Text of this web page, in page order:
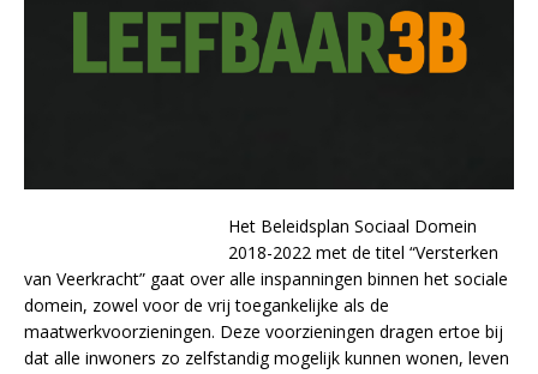
Het Beleidsplan Sociaal Domein
2018-2022 met de titel “Versterken
van Veerkracht” gaat over alle inspanningen binnen het sociale
domein, zowel voor de vrij toegankelijke als de
maatwerkvoorzieningen. Deze voorzieningen dragen ertoe bij
dat alle inwoners zo zelfstandig mogelijk kunnen wonen, leven